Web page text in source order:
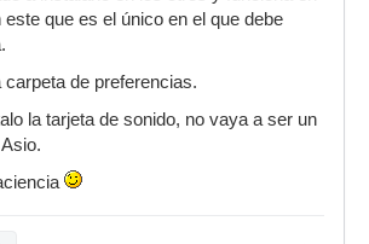
que es el único en el que debe
carpeta de preferencias.
la tarjeta de sonido, no vaya a ser un